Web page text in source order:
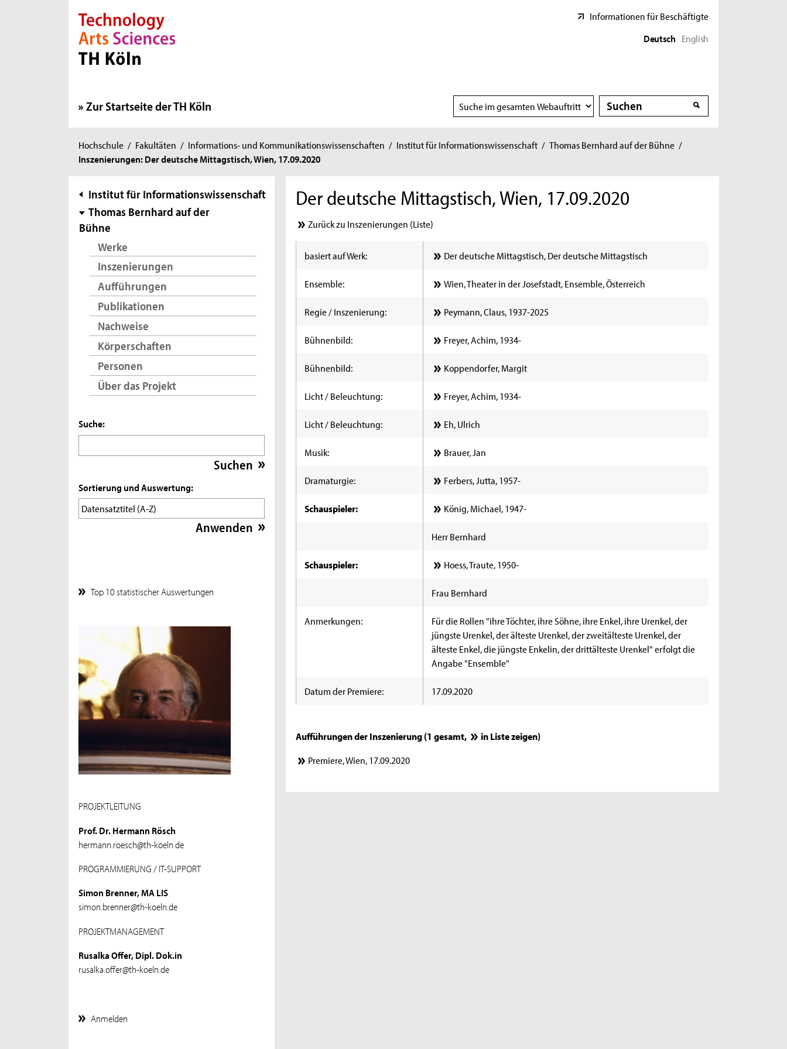
Direkt zur Hauptnavigation
Direkt zur Subnavigation
Direkt zum Inhalt
Direkt zum Fußbereich
Informationen für Beschäftigte
Deutsch English
Zur Startseite der TH Köln
Suchbereich
wählen
Suche
Suche
Sie
sind
Hochschule / Fakultäten / Informations- und Kommunikationswissenschaften / Institut für Informationswissenschaft / Thomas Bernhard auf der Bühne /
Inszenierungen: Der deutsche Mittagstisch, Wien, 17.09.2020
Subnavigation
Institut für Informationswissenschaft
Thomas Bernhard auf der
Bühne
Werke
Inszenierungen
Aufführungen
Publikationen
Nachweise
Körperschaften
Personen
Über das Projekt
Suche:
Sortierung und Auswertung:
Top 10 statistischer Auswertungen
PROJEKTLEITUNG
Prof. Dr. Hermann Rösch
hermann.roesch@th-koeln.de
PROGRAMMIERUNG / IT-SUPPORT
Simon Brenner, MA LIS
simon.brenner@th-koeln.de
PROJEKTMANAGEMENT
Rusalka Offer, Dipl. Dok.in
rusalka.offer@th-koeln.de
Anmelden
Der deutsche Mittagstisch, Wien, 17.09.2020
Zurück zu Inszenierungen (Liste)
basiert auf Werk: Der deutsche Mittagstisch, Der deutsche Mittagstisch
Ensemble: Wien, Theater in der Josefstadt, Ensemble, Österreich
Regie / Inszenierung: Peymann, Claus, 1937-2025
Bühnenbild: Freyer, Achim, 1934-
Bühnenbild: Koppendorfer, Margit
Licht / Beleuchtung: Freyer, Achim, 1934-
Licht / Beleuchtung: Eh, Ulrich
Musik: Brauer, Jan
Dramaturgie: Ferbers, Jutta, 1957-
Schauspieler: König, Michael, 1947-
Herr Bernhard
Schauspieler: Hoess, Traute, 1950-
Frau Bernhard
Anmerkungen:
Für die Rollen "ihre Töchter, ihre Söhne, ihre Enkel, ihre Urenkel, der
jüngste Urenkel, der älteste Urenkel, der zweitälteste Urenkel, der
älteste Enkel, die jüngste Enkelin, der drittälteste Urenkel" erfolgt die
Angabe "Ensemble"
Datum der Premiere: 17.09.2020
Aufführungen der Inszenierung (1 gesamt, in Liste zeigen)
Premiere, Wien, 17.09.2020